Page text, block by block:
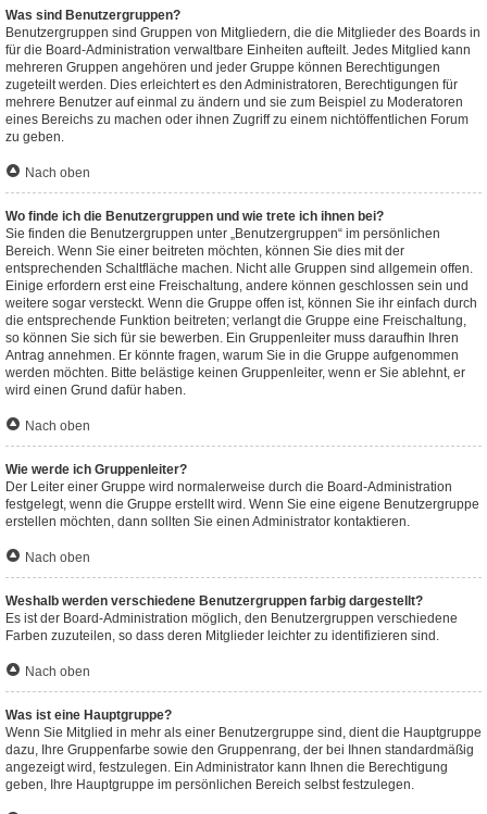
Was sind Benutzergruppen?
Benutzergruppen sind Gruppen von Mitgliedern, die die Mitglieder des Boards in
für die Board-Administration verwaltbare Einheiten aufteilt. Jedes Mitglied kann
mehreren Gruppen angehören und jeder Gruppe können Berechtigungen
zugeteilt werden. Dies erleichtert es den Administratoren, Berechtigungen für
mehrere Benutzer auf einmal zu ändern und sie zum Beispiel zu Moderatoren
eines Bereichs zu machen oder ihnen Zugriff zu einem nichtöffentlichen Forum
zu geben.
Nach oben
Wo finde ich die Benutzergruppen und wie trete ich ihnen bei?
Sie finden die Benutzergruppen unter „Benutzergruppen“ im persönlichen
Bereich. Wenn Sie einer beitreten möchten, können Sie dies mit der
entsprechenden Schaltfläche machen. Nicht alle Gruppen sind allgemein offen.
Einige erfordern erst eine Freischaltung, andere können geschlossen sein und
weitere sogar versteckt. Wenn die Gruppe offen ist, können Sie ihr einfach durch
die entsprechende Funktion beitreten; verlangt die Gruppe eine Freischaltung,
so können Sie sich für sie bewerben. Ein Gruppenleiter muss daraufhin Ihren
Antrag annehmen. Er könnte fragen, warum Sie in die Gruppe aufgenommen
werden möchten. Bitte belästige keinen Gruppenleiter, wenn er Sie ablehnt, er
wird einen Grund dafür haben.
Nach oben
Wie werde ich Gruppenleiter?
Der Leiter einer Gruppe wird normalerweise durch die Board-Administration
festgelegt, wenn die Gruppe erstellt wird. Wenn Sie eine eigene Benutzergruppe
erstellen möchten, dann sollten Sie einen Administrator kontaktieren.
Nach oben
Weshalb werden verschiedene Benutzergruppen farbig dargestellt?
Es ist der Board-Administration möglich, den Benutzergruppen verschiedene
Farben zuzuteilen, so dass deren Mitglieder leichter zu identifizieren sind.
Nach oben
Was ist eine Hauptgruppe?
Wenn Sie Mitglied in mehr als einer Benutzergruppe sind, dient die Hauptgruppe
dazu, Ihre Gruppenfarbe sowie den Gruppenrang, der bei Ihnen standardmäßig
angezeigt wird, festzulegen. Ein Administrator kann Ihnen die Berechtigung
geben, Ihre Hauptgruppe im persönlichen Bereich selbst festzulegen.